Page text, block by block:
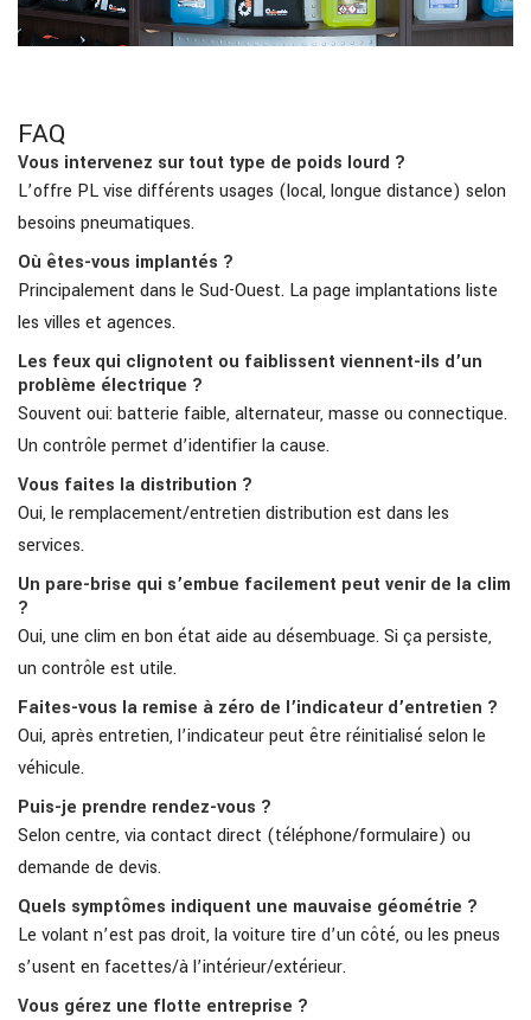
FAQ
Vous intervenez sur tout type de poids lourd ?
L’offre PL vise différents usages (local, longue distance) selon
besoins pneumatiques.
Où êtes-vous implantés ?
Principalement dans le Sud-Ouest. La page implantations liste
les villes et agences.
Les feux qui clignotent ou faiblissent viennent-ils d’un
problème électrique ?
Souvent oui: batterie faible, alternateur, masse ou connectique.
Un contrôle permet d’identifier la cause.
Vous faites la distribution ?
Oui, le remplacement/entretien distribution est dans les
services.
Un pare-brise qui s’embue facilement peut venir de la clim
?
Oui, une clim en bon état aide au désembuage. Si ça persiste,
un contrôle est utile.
Faites-vous la remise à zéro de l’indicateur d’entretien ?
Oui, après entretien, l’indicateur peut être réinitialisé selon le
véhicule.
Puis-je prendre rendez-vous ?
Selon centre, via contact direct (téléphone/formulaire) ou
demande de devis.
Quels symptômes indiquent une mauvaise géométrie ?
Le volant n’est pas droit, la voiture tire d’un côté, ou les pneus
s’usent en facettes/à l’intérieur/extérieur.
Vous gérez une flotte entreprise ?